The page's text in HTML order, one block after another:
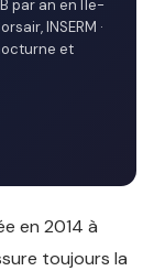
par an en Île-
INSERM ·
et
en 2014 à
toujours la